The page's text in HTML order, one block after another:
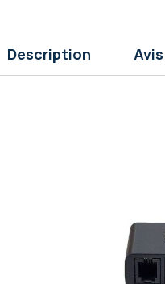
Description Avis